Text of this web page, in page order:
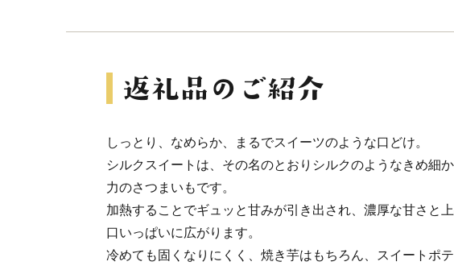
しっとり、なめらか、まるでスイーツのような口どけ。
シルクスイートは、その名のとおりシルクのようなきめ細
力のさつまいもです。
加熱することでギュッと甘みが引き出され、濃厚な甘さと
口いっぱいに広がります。
冷めても固くなりにくく、焼き芋はもちろん、スイートポ